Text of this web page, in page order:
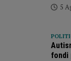
5
fondi